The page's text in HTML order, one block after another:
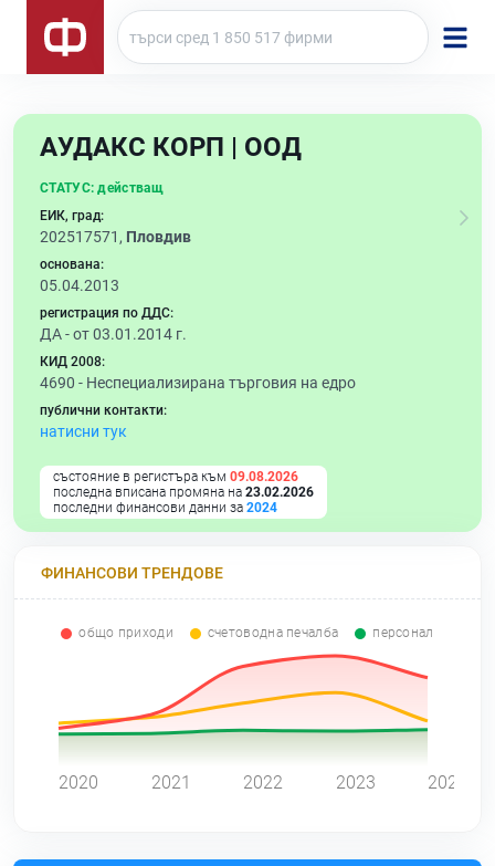
АУДАКС КОРП | ООД
СТАТУС: действащ
ЕИК, град:
202517571, Пловдив
основана:
05.04.2013
регистрация по ДДС:
ДА - от 03.01.2014 г.
КИД 2008:
4690 - Неспециализирана търговия на едро
публични контакти:
натисни тук
състояние в регистъра към 09.08.2026
последна вписана промяна на 23.02.2026
последни финансови данни за 2024
ФИНАНСОВИ ТРЕНДОВЕ
общо приходи счетоводна печалба персонал
2020 2021 2022 2023 2024